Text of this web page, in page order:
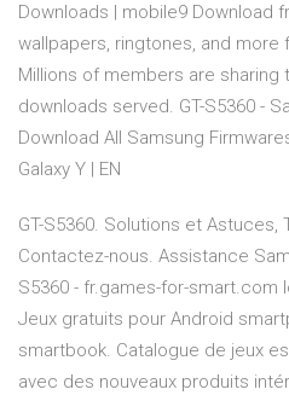
Downloads | mobile9 Download
wallpapers, ringtones, and more
Millions of members are
downloads served. GT-S5360 -
Download All Samsung
Galaxy Y | EN
GT-S5360. Solutions et Astuces,
Contactez-nous. Assistance
S5360 - fr.games-for-
Jeux gratuits pour Android
smartbook. Catalogue de jeux
avec des nouveaux produits